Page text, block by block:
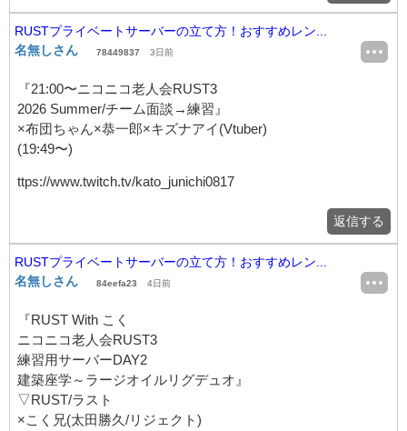
RUSTプライベートサーバーの立て方！おすすめレン...
名無しさん
78449837 3日前
『21:00〜ニコニコ老人会RUST3
2026 Summer/チーム面談→練習』
×布団ちゃん×恭一郎×キズナアイ(Vtuber)
(19:49〜)
ttps://www.twitch.tv/kato_junichi0817
返信する
RUSTプライベートサーバーの立て方！おすすめレン...
名無しさん
84eefa23 4日前
『RUST With こく
ニコニコ老人会RUST3
練習用サーバーDAY2
建築座学～ラージオイルリグデュオ』
▽RUST/ラスト
×こく兄(太田勝久/リジェクト)